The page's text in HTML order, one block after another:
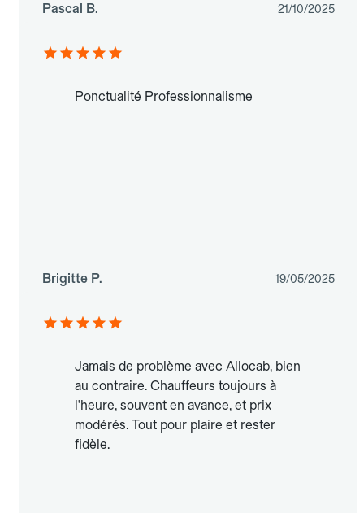
Pascal B. 21/10/2025
Ponctualité Professionnalisme
Brigitte P. 19/05/2025
Jamais de problème avec Allocab, bien
au contraire. Chauffeurs toujours à
l'heure, souvent en avance, et prix
modérés. Tout pour plaire et rester
fidèle.